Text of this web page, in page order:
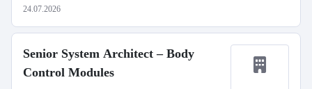
24.07.2026
Senior System Architect – Body
Control Modules